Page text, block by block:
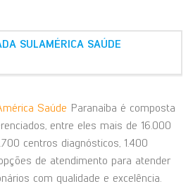
SULAMÉRICA SAÚDE
Saúde Paranaíba é composta
entre eles mais de 16.000
centros diagnósticos, 1.400
de atendimento para atender
com qualidade e excelência.